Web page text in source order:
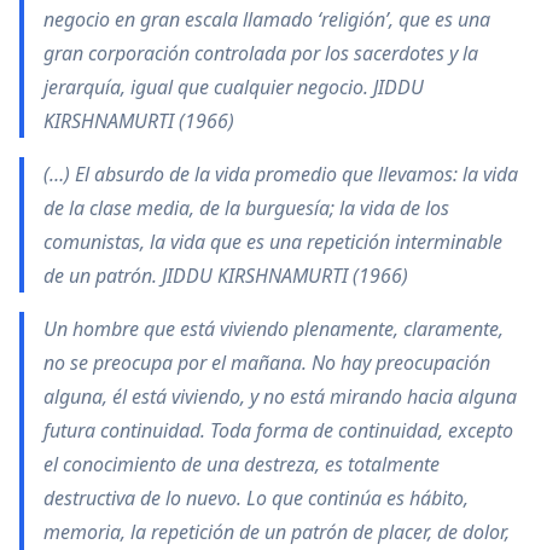
negocio en gran escala llamado ‘religión’, que es una
gran corporación controlada por los sacerdotes y la
jerarquía, igual que cualquier negocio. JIDDU
KIRSHNAMURTI (1966)
(…) El absurdo de la vida promedio que llevamos: la vida
de la clase media, de la burguesía; la vida de los
comunistas, la vida que es una repetición interminable
de un patrón. JIDDU KIRSHNAMURTI (1966)
Un hombre que está viviendo plenamente, claramente,
no se preocupa por el mañana. No hay preocupación
alguna, él está viviendo, y no está mirando hacia alguna
futura continuidad. Toda forma de continuidad, excepto
el conocimiento de una destreza, es totalmente
destructiva de lo nuevo. Lo que continúa es hábito,
memoria, la repetición de un patrón de placer, de dolor,